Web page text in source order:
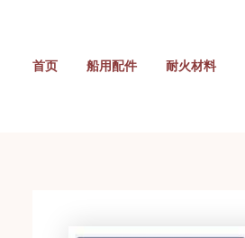
首页 船用配件 耐火材料